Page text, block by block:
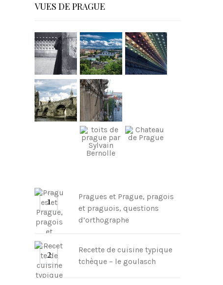
VUES DE PRAGUE
Pragues et Prague, pragois
et praguois, questions
d’orthographe
Recette de cuisine typique
tchèque – le goulasch